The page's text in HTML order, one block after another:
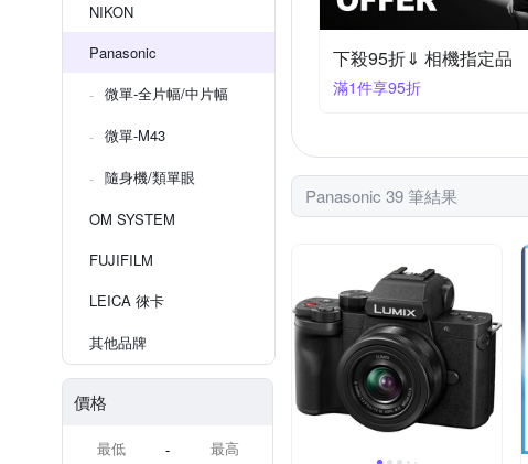
NIKON
Panasonic
微單-全片幅/中片幅
微單-M43
隨身機/類單眼
OM SYSTEM
FUJIFILM
LEICA 徠卡
其他品牌
價格
-
下殺95折⇓ 相機指定品
滿1件享95折
Panasonic 39 筆結果